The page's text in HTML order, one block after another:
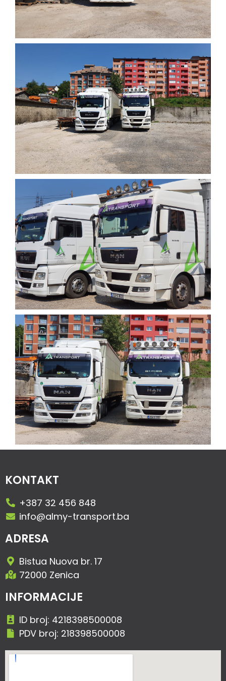
KONTAKT
+387 32 456 848
info@almy-transport.ba
ADRESA
Bistua Nuova br. 17
72000 Zenica
INFORMACIJE
ID broj: 4218398500008
PDV broj: 218398500008